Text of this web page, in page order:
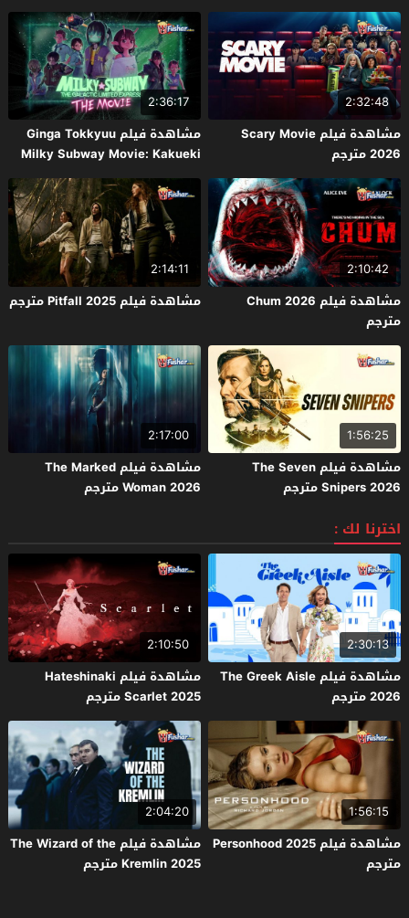
2:32:48
مشاهدة فيلم Scary Movie
2026 مترجم
2:36:17
مشاهدة فيلم Ginga Tokkyuu
Milky Subway Movie: Kakueki
Teisha Gekijou Yuki 2026 مترجم
2:10:42
مشاهدة فيلم Chum 2026
مترجم
2:14:11
مشاهدة فيلم Pitfall 2025 مترجم
1:56:25
مشاهدة فيلم The Seven
Snipers 2026 مترجم
2:17:00
مشاهدة فيلم The Marked
Woman 2026 مترجم
اخترنا لك :
2:30:13
مشاهدة فيلم The Greek Aisle
2026 مترجم
2:10:50
مشاهدة فيلم Hateshinaki
Scarlet 2025 مترجم
1:56:15
مشاهدة فيلم Personhood 2025
مترجم
2:04:20
مشاهدة فيلم The Wizard of the
Kremlin 2025 مترجم